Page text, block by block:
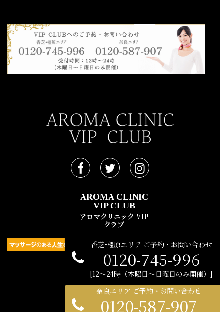
奈良エリア ご予約・お問い合わせ
0120-587-907
香芝•橿原エリア ご予約・お問い合わせ
0120-745-996
12〜24時（木曜日〜日曜日のみ開催）
AROMA CLINIC
VIP CLUB
アロマクリニック VIP
クラブ
民間広告支援機構 © 2021